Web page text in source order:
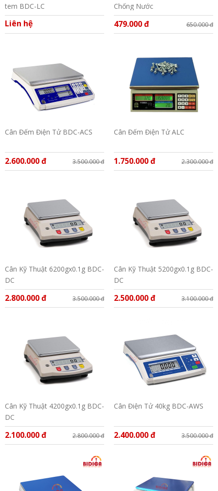
tem BDC-LC
Liên hệ
Chống Nước
479.000 đ 650.000 đ
Cân Đếm Điện Tử BDC-ACS
2.600.000 đ 3.500.000 đ
Cân Đếm Điện Tử ALC
1.750.000 đ 2.300.000 đ
Cân Kỹ Thuật 6200gx0.1g BDC-
DC
2.800.000 đ 3.500.000 đ
Cân Kỹ Thuật 5200gx0.1g BDC-
DC
2.500.000 đ 3.100.000 đ
Cân Kỹ Thuật 4200gx0.1g BDC-
DC
2.100.000 đ 2.800.000 đ
Cân Điện Tử 40kg BDC-AWS
2.400.000 đ 3.500.000 đ